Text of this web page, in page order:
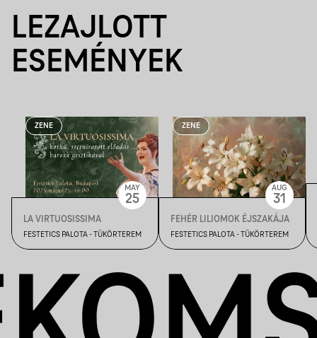
LEZAJLOTT
ESEMÉNYEK
ZENE
LA VIRTUOSISSIMA
FESTETICS PALOTA - TÜKÖRTEREM
MAY
25
ZENE
FEHÉR LILIOMOK ÉJSZAKÁJA
FESTETICS PALOTA - TÜKÖRTEREM
AUG
31